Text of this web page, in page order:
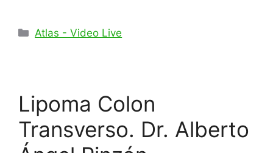
Categorías
Atlas - Video Live
Lipoma Colon
Transverso. Dr. Alberto